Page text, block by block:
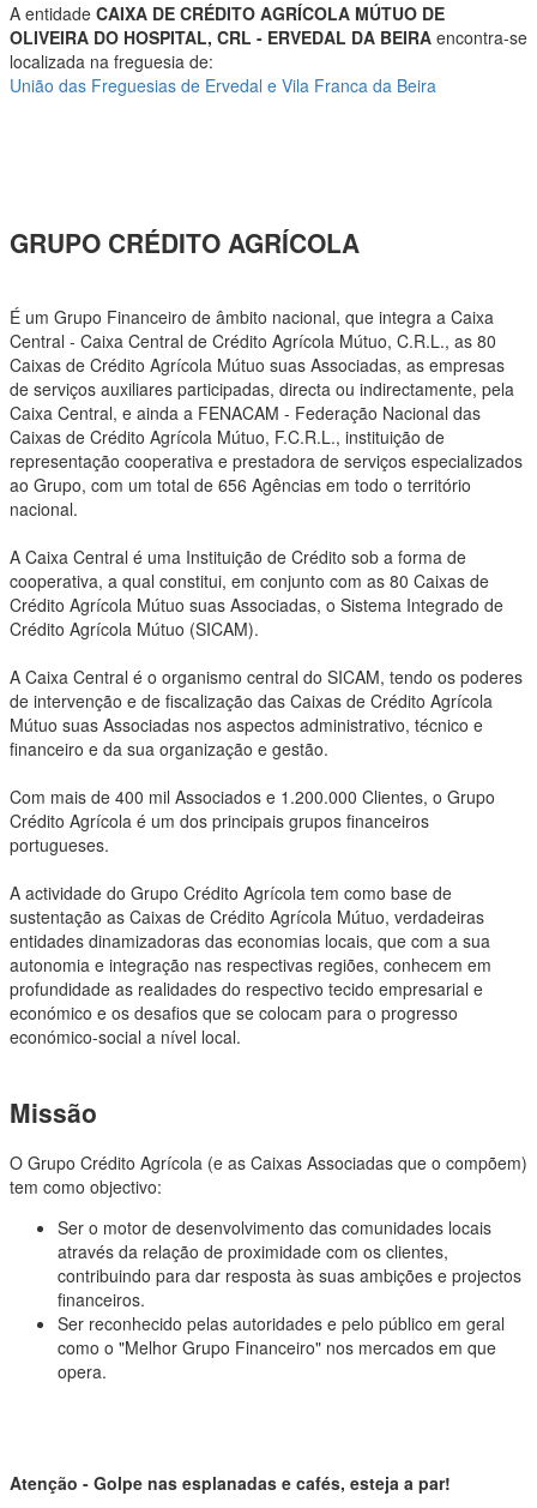
A entidade CAIXA DE CRÉDITO AGRÍCOLA MÚTUO DE
OLIVEIRA DO HOSPITAL, CRL - ERVEDAL DA BEIRA encontra-se
localizada na freguesia de:
União das Freguesias de Ervedal e Vila Franca da Beira
GRUPO CRÉDITO AGRÍCOLA
É um Grupo Financeiro de âmbito nacional, que integra a Caixa
Central - Caixa Central de Crédito Agrícola Mútuo, C.R.L., as 80
Caixas de Crédito Agrícola Mútuo suas Associadas, as empresas
de serviços auxiliares participadas, directa ou indirectamente, pela
Caixa Central, e ainda a FENACAM - Federação Nacional das
Caixas de Crédito Agrícola Mútuo, F.C.R.L., instituição de
representação cooperativa e prestadora de serviços especializados
ao Grupo, com um total de 656 Agências em todo o território
nacional.
A Caixa Central é uma Instituição de Crédito sob a forma de
cooperativa, a qual constitui, em conjunto com as 80 Caixas de
Crédito Agrícola Mútuo suas Associadas, o Sistema Integrado de
Crédito Agrícola Mútuo (SICAM).
A Caixa Central é o organismo central do SICAM, tendo os poderes
de intervenção e de fiscalização das Caixas de Crédito Agrícola
Mútuo suas Associadas nos aspectos administrativo, técnico e
financeiro e da sua organização e gestão.
Com mais de 400 mil Associados e 1.200.000 Clientes, o Grupo
Crédito Agrícola é um dos principais grupos financeiros
portugueses.
A actividade do Grupo Crédito Agrícola tem como base de
sustentação as Caixas de Crédito Agrícola Mútuo, verdadeiras
entidades dinamizadoras das economias locais, que com a sua
autonomia e integração nas respectivas regiões, conhecem em
profundidade as realidades do respectivo tecido empresarial e
económico e os desafios que se colocam para o progresso
económico-social a nível local.
Missão
O Grupo Crédito Agrícola (e as Caixas Associadas que o compõem)
tem como objectivo:
Ser o motor de desenvolvimento das comunidades locais
através da relação de proximidade com os clientes,
contribuindo para dar resposta às suas ambições e projectos
financeiros.
Ser reconhecido pelas autoridades e pelo público em geral
como o "Melhor Grupo Financeiro" nos mercados em que
opera.
Atenção - Golpe nas esplanadas e cafés, esteja a par!